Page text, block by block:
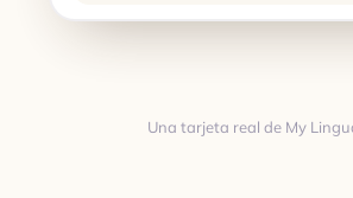
Una tarjeta real de My